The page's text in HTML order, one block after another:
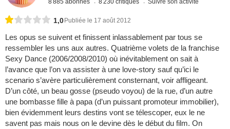
8 885 abonnés 8 230 critiques Suivre son activité
1,0 Publiée le 17 août 2012
Les opus se suivent et finissent inlassablement par tous se
ressembler les uns aux autres. Quatrième volets de la franchise
Sexy Dance (2006/2008/2010) où inévitablement on sait à
l’avance que l’on va assister à une love-story sauf qu’ici le
scenario s’avère particulièrement consternant, voir affligeant.
D’un côté, un beau gosse (pseudo voyou) de la rue, d’un autre
une bombasse fille à papa (d’un puissant promoteur immobilier),
bien évidemment leurs destins vont se télescoper, eux le ne
savent pas mais nous on le devine dès le début du film. On